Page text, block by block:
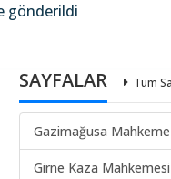
gönderildi
SAYFALAR Tüm
Gazimağusa
Girne Kaza